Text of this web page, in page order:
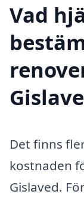
Vad
Det finns
kostnaden
Gislaved.